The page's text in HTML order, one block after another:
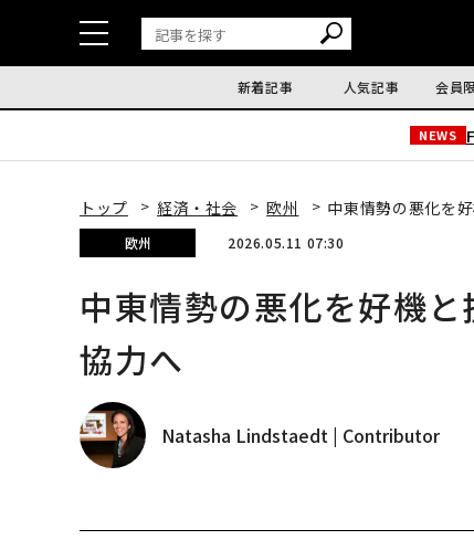
新着記事 人気記事 会員
NEWS
トップ 経済・社会 欧州 中東情勢の悪化を
欧州 2026.05.11 07:30
中東情勢の悪化を好機
協力へ
Natasha Lindstaedt | Contributor